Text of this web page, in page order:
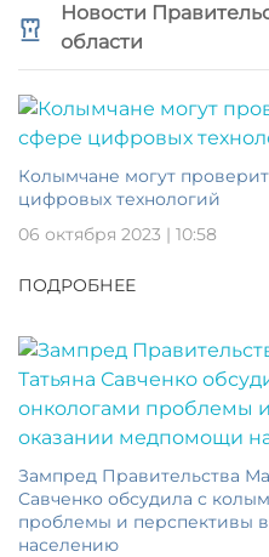
Новости
области
Колымчане могут
цифровых технологий
06 октября 2023 | 10:58
ПОДРОБНЕЕ
Зампред Правительства
Савченко обсудила с
проблемы и перспективы
населению